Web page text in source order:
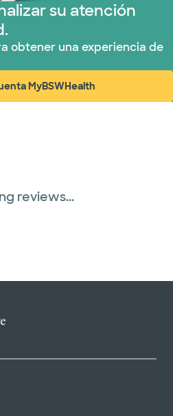
su atención
obtener una experiencia de
MyBSWHealth
(abre en ventana nueva)
reviews...